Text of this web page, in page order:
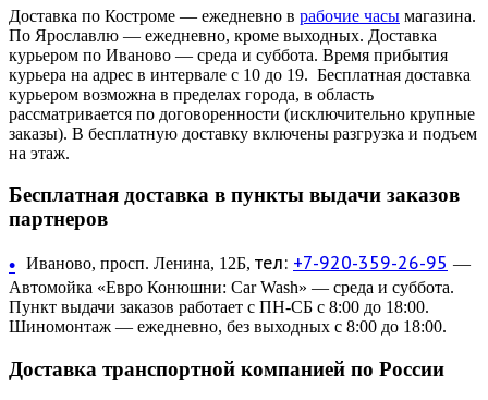
Доставка по Костроме — ежедневно в рабочие часы магазина.
По Ярославлю — ежедневно, кроме выходных. Доставка
курьером по Иваново — среда и суббота. Время прибытия
курьера на адрес в интервале с 10 до 19. Бесплатная доставка
курьером возможна в пределах города, в область
рассматривается по договоренности (исключительно крупные
заказы). В бесплатную доставку включены разгрузка и подъем
на этаж.
Бесплатная доставка в пункты выдачи заказов
партнеров
• Иваново, просп. Ленина, 12Б, тел: +7-920-359-26-95 —
Автомойка «Евро Конюшни: Car Wash» — среда и суббота.
Пункт выдачи заказов работает с ПН-СБ с 8:00 до 18:00.
Шиномонтаж — ежедневно, без выходных с 8:00 до 18:00.
Доставка транспортной компанией по России